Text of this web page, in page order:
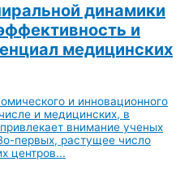
динамики
и
медицинских
и инновационного
и медицинских, в
внимание ученых
первых, растущее число
центров...